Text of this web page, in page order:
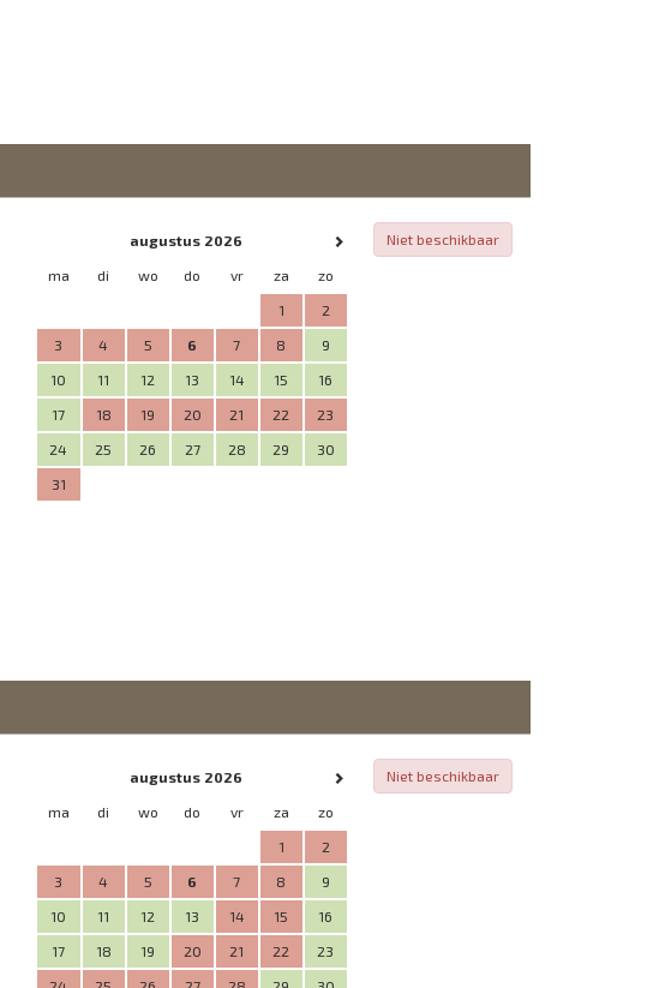
augustus 2026
ma di wo do vr za zo
1 2
3 4 5 6 7 8 9
10 11 12 13 14 15 16
17 18 19 20 21 22 23
24 25 26 27 28 29 30
31
Niet beschikbaar
augustus 2026
ma di wo do vr za zo
1 2
3 4 5 6 7 8 9
10 11 12 13 14 15 16
17 18 19 20 21 22 23
Niet beschikbaar